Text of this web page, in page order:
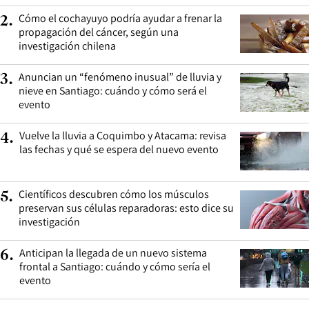
2. Cómo el cochayuyo podría ayudar a frenar la
propagación del cáncer, según una
investigación chilena
3. Anuncian un “fenómeno inusual” de lluvia y
nieve en Santiago: cuándo y cómo será el
evento
4. Vuelve la lluvia a Coquimbo y Atacama: revisa
las fechas y qué se espera del nuevo evento
5. Científicos descubren cómo los músculos
preservan sus células reparadoras: esto dice su
investigación
6. Anticipan la llegada de un nuevo sistema
frontal a Santiago: cuándo y cómo sería el
evento